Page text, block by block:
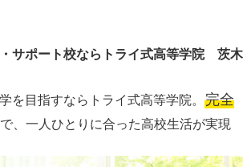
サポート校なら トライ式高等学院 茨木
を目指すならトライ式高等学院。 完全
で、一人ひとりに合った高校生活が実現